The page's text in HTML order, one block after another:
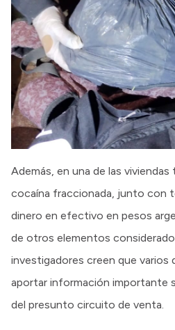
Además, en una de las
cocaína fraccionada, junto con
dinero en efectivo en pesos
de otros elementos
investigadores creen que varios
aportar información importante
del presunto circuito de venta.